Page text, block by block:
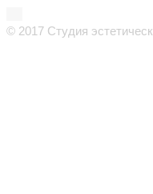
© 2017 Студия